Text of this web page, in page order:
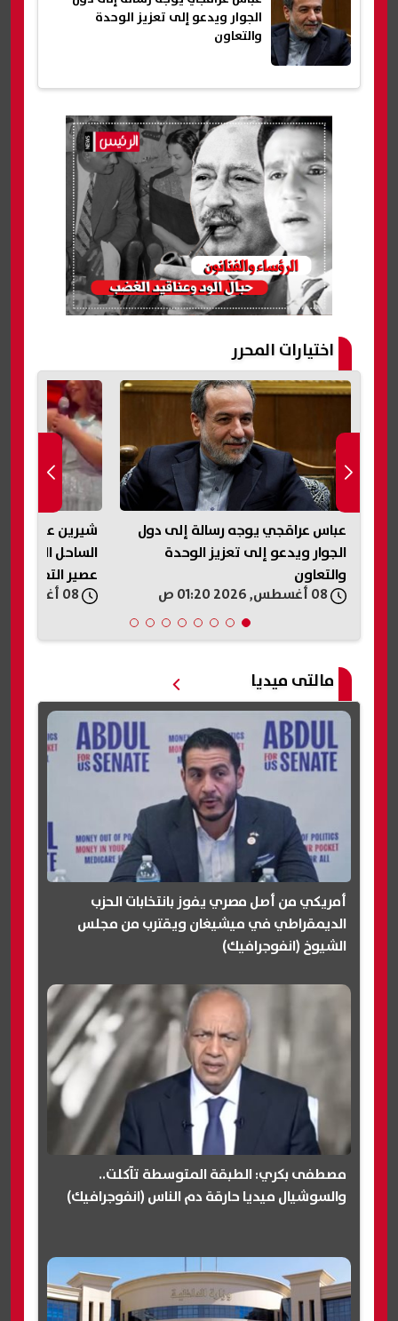
الجوار ويدعو إلى تعزيز الوحدة
والتعاون
اختيارات المحرر
عباس عراقجي يوجه رسالة إلى دول
الجوار ويدعو إلى تعزيز الوحدة
والتعاون
شيرين عبد
الساحل
عصير التفاح
تانية؟»
مالتى ميديا
أمريكي من أصل مصري يفوز بانتخابات الحزب
الديمقراطي في ميشيغان ويقترب من مجلس
الشيوخ (انفوجرافيك)
مصطفى بكري: الطبقة المتوسطة تآكلت..
والسوشيال ميديا حارقة دم الناس (انفوجرافيك)